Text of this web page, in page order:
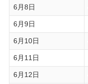
6月8日
6月9日
6月10日
6月11日
6月12日